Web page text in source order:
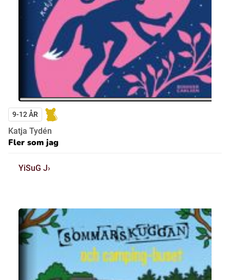
9-12 ÅR
Katja Tydén
Fler som jag
YiSuG J